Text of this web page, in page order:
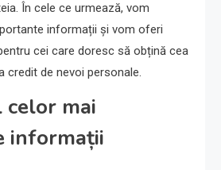
În cele ce urmează, vom
informații și vom oferi
cei care doresc să obțină cea
credit de nevoi personale.
celor mai
informații